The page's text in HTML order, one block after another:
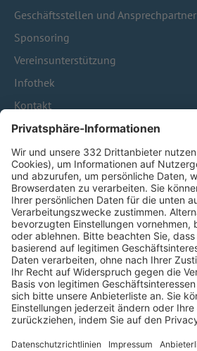
Geschäftsstellen und Ansprechpartner
Sponsoring
Vereinsunterstützung
Infothek
Kontakt
HÄUFIG BESUCHTE SEITEN
Pässe und Vereinswechsel
Trainerausbildung
Schulungsangebot Vereinsmitarbeiter
BFV-Geschäftsstellen
Trainerbörse
Login SpielPlus
FOLGE DEM BFV